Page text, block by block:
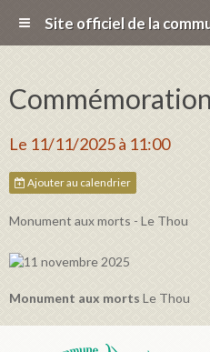
Site officiel de la
Le 11/11/2025à 11:00
Ajouter au calendrier
Monument aux morts - Le Thou
Monument aux morts Le Thou